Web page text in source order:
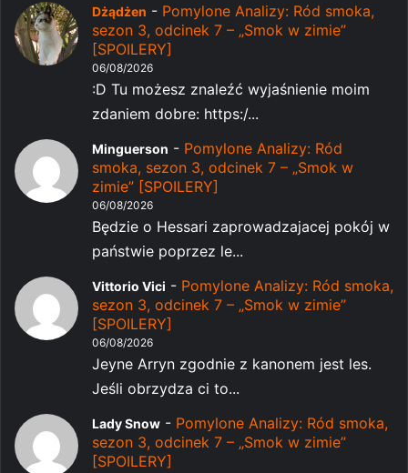
Dżądżen - Pomylone Analizy: Ród smoka,
sezon 3, odcinek 7 – „Smok w zimie”
[SPOILERY]
06/08/2026
:D Tu możesz znaleźć wyjaśnienie moim
zdaniem dobre: https:/...
Minguerson - Pomylone Analizy: Ród
smoka, sezon 3, odcinek 7 – „Smok w
zimie” [SPOILERY]
06/08/2026
Będzie o Hessari zaprowadzajacej pokój w
państwie poprzez le...
Vittorio Vici - Pomylone Analizy: Ród smoka,
sezon 3, odcinek 7 – „Smok w zimie”
[SPOILERY]
06/08/2026
Jeyne Arryn zgodnie z kanonem jest les.
Jeśli obrzydza ci to...
Lady Snow - Pomylone Analizy: Ród smoka,
sezon 3, odcinek 7 – „Smok w zimie”
[SPOILERY]